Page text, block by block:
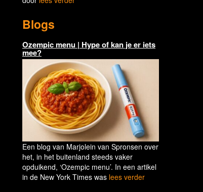
Blogs
Ozempic menu | Hype of kan je er iets
mee?
Een blog van Marjolein van Spronsen over
het, in het buitenland steeds vaker
opduikend, ‘Ozempic menu’. In een artikel
in de New York Times was lees verder